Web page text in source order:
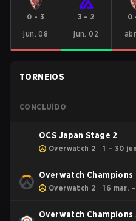
0 - 3
jun. 08
3 - 2
jun. 02
0
TORNEIOS
CONCLUÍDO
OCS Japan Stage 2
Overwatch 2 1 – 30
Overwatch Champions
Overwatch 2 16 mar.
Overwatch